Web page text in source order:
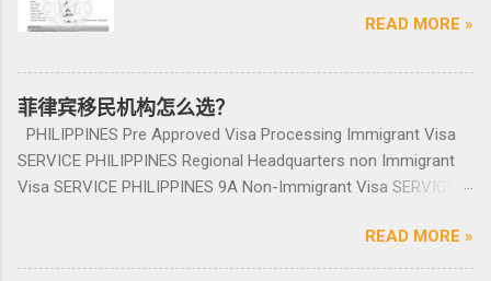
题也可以询问。 遣返回国的流程是什么？ 1. 先
提交到移民局，等待a...
讳的号码； 5、车钥匙一般是2-三把，2把自动1
合同、一份保险、 一份OR/CR文件，这些一定
要放在家里保存好，OR/CR可以复印两张放到车
里备用 ； 想了解更多最新信息欢迎联系和咨询
我们，微信：BGC998 电报@BGC998 Whats
优先使用TG免验证，咨询请主动告知咨询项
目，菲律宾MAKATI 实体公司，客户 隐私保护
赎回存款。 房产投资类： （1）存款可全
（2）房产不能出售，但可用于出租； （3）
申请人需要拿到菲律宾的房产证，才能在PRA申
请置换之前办理SRRV身份时存入的存款。 申
请流程： 1、申请人提供基础的申请材料做初
审，后转款两万美金到相关部门； 2、审核该
存款的安全性，申请人需要入境菲律宾完成后
报道后
上。
咨询微
信
8 小
飞机
为您精彩呈现菲律宾房子,来居外投资菲律宾房
等业务. 专注于菲律宾不动产市场，是菲律宾最
大的外国人不动产服务机构之一，主要服务在
菲外国人以及在菲工作生活的业主和租客，提
供一站式中文/英文资讯服务。供菲律宾的新
房、二手房、特价房、二手楼花、开发商、投
资指南等房产信息,为房产投资者菲律宾买房提
供帮助. 我们的运营团队拥有数十年在菲律宾生
要菲律
前往印
印尼签
证？
泰国出
印尼办
理印尼
READ MORE »
菲律宾移民机构怎么选？
PHILIPPINES Pre Approved Visa Processing Immigrant Visa
SERVICE PHILIPPINES Regional Headquarters non Immigrant
Visa SERVICE PHILIPPINES 9A Non-Immigrant Visa SERVICE
Pre-Arranged Employment Visa SERVICE PHILIPPINES Special
Investor’s Resident Visa SERVICE PHILIPPINES Special
READ MORE »